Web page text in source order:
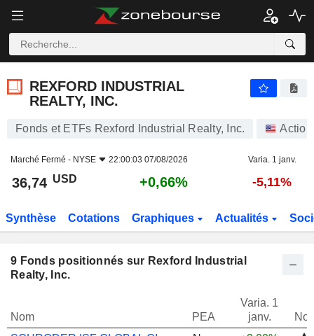
REXFORD INDUSTRIAL
REALTY, INC.
Fonds et ETFs Rexford Industrial Realty, Inc.
Marché Fermé - NYSE 22:00:03 07/08/2026 Varia. 1 janv.
36,74 USD +0,66% -5,11%
Synthèse Cotations Graphiques Actualités
9 Fonds positionnés sur Rexford Industrial
Realty, Inc.
Nom PEA
Varia. 1
janv.